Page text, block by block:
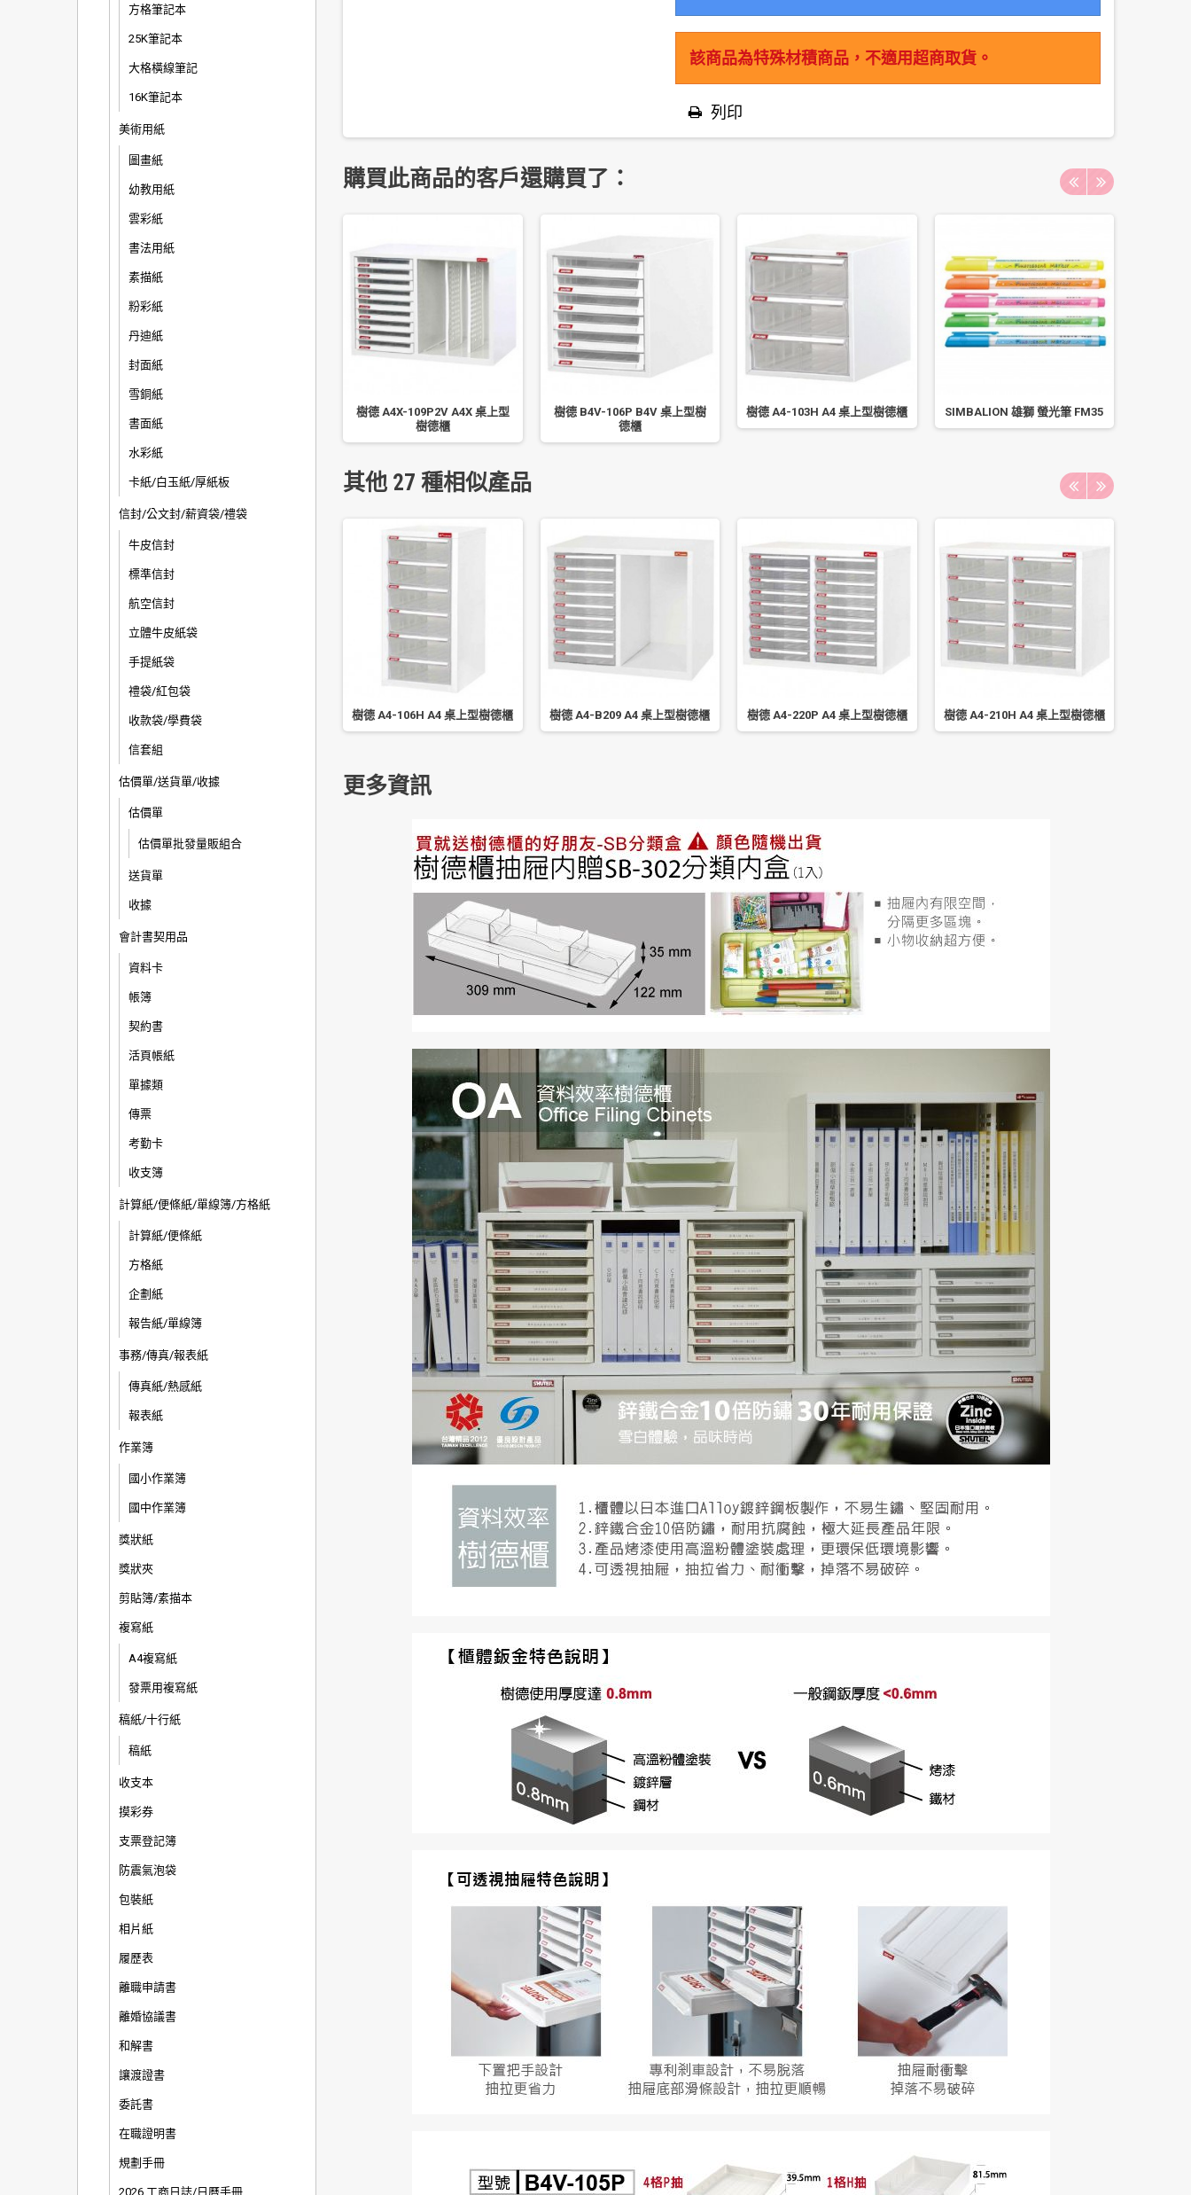
方格筆記本
25K筆記本
大格橫線筆記
16K筆記本
美術用紙
圖畫紙
幼教用紙
雲彩紙
書法用紙
素描紙
粉彩紙
丹迪紙
封面紙
雪銅紙
書面紙
水彩紙
卡紙/白玉紙/厚紙板
信封/公文封/薪資袋/禮袋
牛皮信封
標準信封
航空信封
立體牛皮紙袋
手提紙袋
禮袋/紅包袋
收款袋/學費袋
信套組
估價單/送貨單/收據
估價單
估價單批發量販組合
送貨單
收據
會計書契用品
資料卡
帳簿
契約書
活頁帳紙
單據類
傳票
考勤卡
收支簿
計算紙/便條紙/單線簿/方格紙
計算紙/便條紙
方格紙
企劃紙
報告紙/單線簿
事務/傳真/報表紙
傳真紙/熱感紙
報表紙
作業簿
國小作業簿
國中作業簿
獎狀紙
獎狀夾
剪貼簿/素描本
複寫紙
A4複寫紙
發票用複寫紙
稿紙/十行紙
稿紙
收支本
摸彩券
支票登記簿
防震氣泡袋
包裝紙
相片紙
履歷表
離職申請書
離婚協議書
和解書
讓渡證書
委託書
在職證明書
規劃手冊
2026 工商日誌/日曆手冊
該商品為特殊材積商品，不適用超商取貨。
列印
購買此商品的客戶還購買了：
樹德 A4X-109P2V A4X 桌上型
樹德櫃
樹德 B4V-106P B4V 桌上型樹
德櫃
樹德 A4-103H A4 桌上型樹德櫃 SIMBALION 雄獅 螢光筆 FM35
其他 27 種相似產品
樹德 A3-106P A3 桌上型樹德櫃 樹德 A4-106H A4 桌上型樹德櫃 樹德 A4-B209 A4 桌上型樹德櫃 樹德 A4-220P A4 桌上型樹德櫃 樹德 A4-210H A4 桌上型樹德櫃
更多資訊